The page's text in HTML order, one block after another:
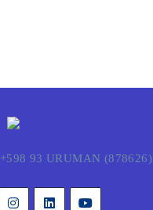
+598 93 URUMAN (878626)